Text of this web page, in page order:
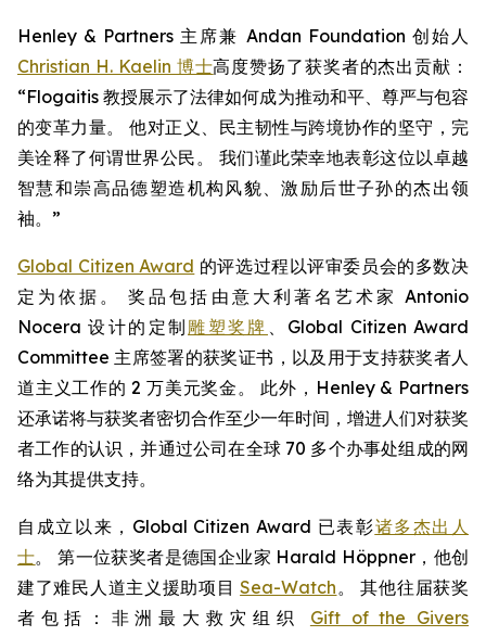
Henley & Partners 主席兼 Andan Foundation 创始人
Christian H. Kaelin 博士高度赞扬了获奖者的杰出贡献：
“Flogaitis 教授展示了法律如何成为推动和平、尊严与包容
的变革力量。 他对正义、民主韧性与跨境协作的坚守，完
美诠释了何谓世界公民。 我们谨此荣幸地表彰这位以卓越
智慧和崇高品德塑造机构风貌、激励后世子孙的杰出领
袖。”
Global Citizen Award 的评选过程以评审委员会的多数决
定为依据。 奖品包括由意大利著名艺术家 Antonio
Nocera 设计的定制 雕塑奖牌 、Global Citizen Award
Committee 主席签署的获奖证书，以及用于支持获奖者人
道主义工作的 2 万美元奖金。 此外，Henley & Partners
还承诺将与获奖者密切合作至少一年时间，增进人们对获奖
者工作的认识，并通过公司在全球 70 多个办事处组成的网
络为其提供支持。
自成立以来，Global Citizen Award 已表彰诸多杰出人
士。 第一位获奖者是德国企业家 Harald Höppner，他创
建了难民人道主义援助项目Sea-Watch。 其他往届获奖
者包括：非洲最大救灾组织 Gift of the Givers